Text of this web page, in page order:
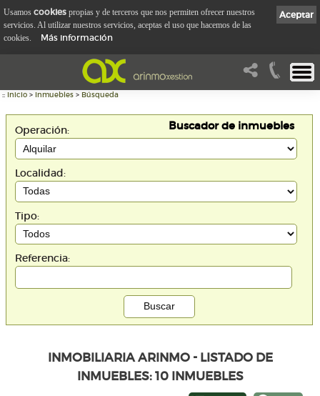
:: Inicio > Inmuebles > Búsqueda
Buscador de inmuebles
Operación:
Localidad:
Tipo:
Referencia:
INMOBILIARIA ARINMO - LISTADO DE
INMUEBLES: 10 INMUEBLES
Aceptar
Usamos cookies propias y de terceros que nos permiten ofrecer nuestros
servicios. Al utilizar nuestros servicios, aceptas el uso que hacemos de las
cookies.
Más información